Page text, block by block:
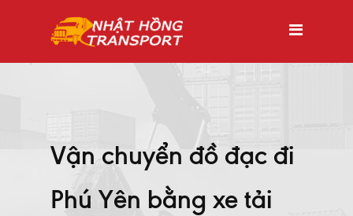
Vận chuyển đồ đạc đi
Phú Yên bằng xe tải